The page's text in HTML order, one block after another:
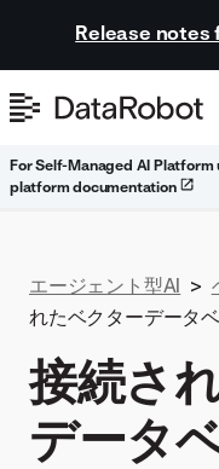
Release notes
For Self-Managed AI Platform
platform documentation
エージェント型AI >
れたベクターデータ
接続さ
データ